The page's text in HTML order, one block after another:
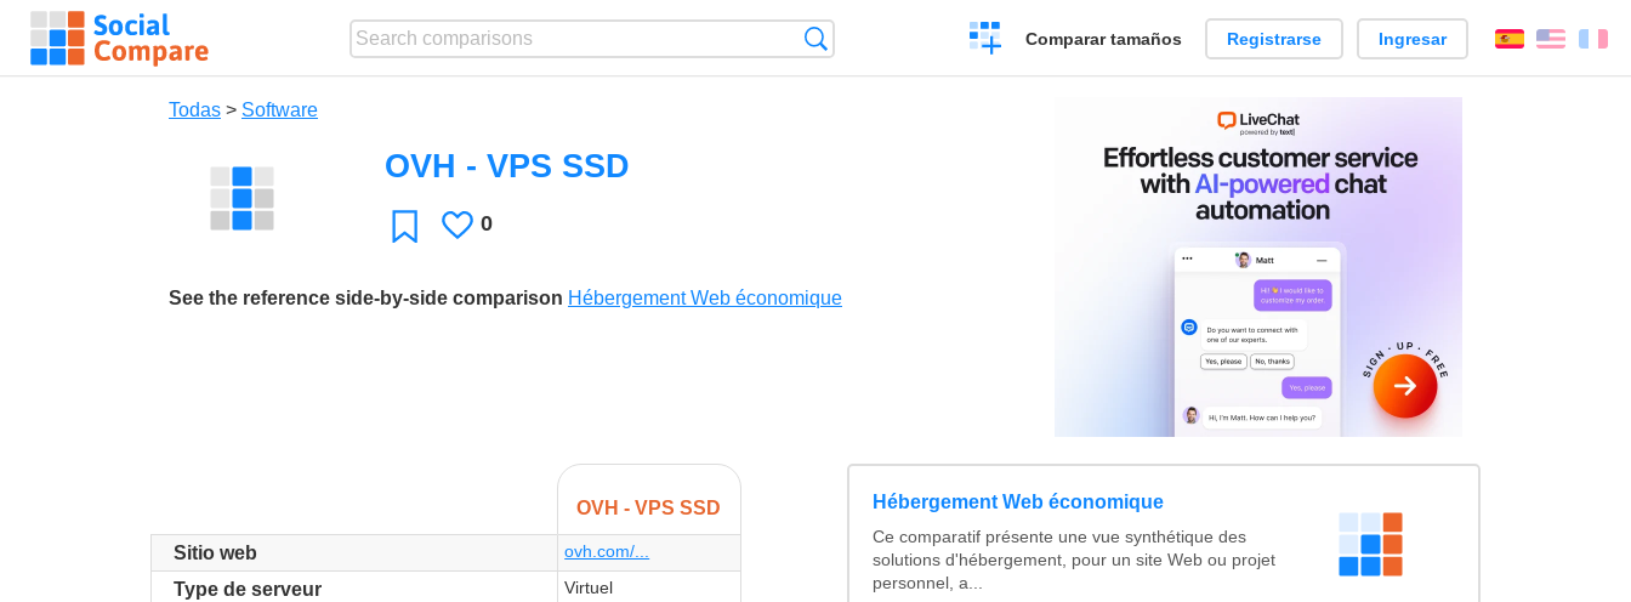
Crear
una
Comparar tamaños Registrarse Ingresar EspañolEnglish
Todas > Software
OVH - VPS SSD
Favoritos
Le
0
See the reference side-by-side comparison Hébergement Web économique
OVH - VPS SSD
Sitio web ovh.com/...
Type de serveur Virtuel
Hébergement Web économique
Ce comparatif présente une vue synthétique des
solutions d'hébergement, pour un site Web ou projet
personnel, a...